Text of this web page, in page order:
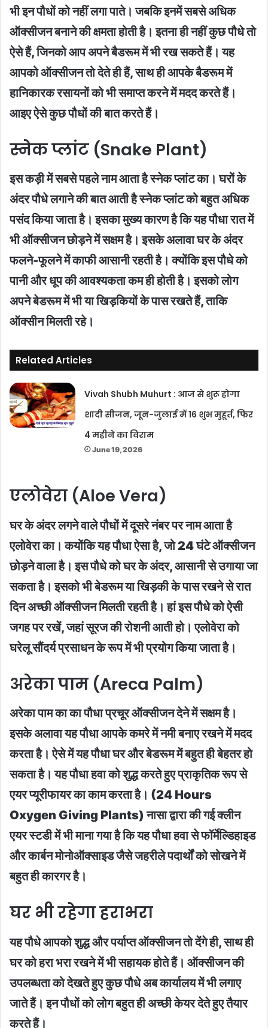
भी इन पौधों को नहीं लगा पाते। जबकि इनमें सबसे अधिक
ऑक्सीजन बनाने की क्षमता होती है। इतना ही नहीं कुछ पौधे तो
ऐसे हैं, जिनको आप अपने बैडरूम में भी रख सकते हैं। यह
आपको ऑक्सीजन तो देते ही हैं, साथ ही आपके बैडरूम में
हानिकारक रसायनों को भी समाप्त करने में मदद करते हैं।
आइए ऐसे कुछ पौधों की बात करते हैं।
स्नेक प्लांट (Snake Plant)
इस कड़ी में सबसे पहले नाम आता है स्नेक प्लांट का। घरों के
अंदर पौधे लगाने की बात आती है स्नेक प्लांट को बहुत अधिक
पसंद किया जाता है। इसका मुख्य कारण है कि यह पौधा रात में
भी ऑक्सीजन छोड़ने में सक्षम है। इसके अलावा घर के अंदर
फलने-फूलने में काफी आसानी रहती है। क्योंकि इस पौधे को
पानी और धूप की आवश्यकता कम ही होती है। इसको लोग
अपने बेडरूम में भी या खिड़कियों के पास रखते हैं, ताकि
ऑक्सीन मिलती रहे।
Related Articles
Vivah Shubh Muhurt : आज से शुरू होगा
शादी सीजन, जून-जुलाई में 16 शुभ मुहूर्त, फिर
4 महीने का विराम
June 19, 2026
एलोवेरा (Aloe Vera)
घर के अंदर लगने वाले पौधों में दूसरे नंबर पर नाम आता है
एलोवेरा का। कयोंकि यह पौधा ऐसा है, जो 24 घंटे ऑक्सीजन
छोड़ने वाला है। इस पौधे को घर के अंदर, आसानी से उगाया जा
सकता है। इसको भी बेडरूम या खिड़की के पास रखने से रात
दिन अच्छी ऑक्सीजन मिलती रहती है। हां इस पौधे को ऐसी
जगह पर रखें, जहां सूरज की रोशनी आती हो। एलोवेरा को
घरेलू सौंदर्य प्रसाधन के रूप में भी प्रयोग किया जाता है।
अरेका पाम (Areca Palm)
अरेका पाम का का पौधा प्रचूर ऑक्सीजन देने में सक्षम है।
इसके अलावा यह पौधा आपके कमरे में नमी बनाए रखने में मदद
करता है। ऐसे में यह पौधा घर और बेडरूम में बहुत ही बेहतर हो
सकता है। यह पौधा हवा को शुद्ध करते हुए प्राकृतिक रूप से
एयर प्यूरीफायर का काम करता है। (24 Hours
Oxygen Giving Plants) नासा द्वारा की गई क्लीन
एयर स्टडी में भी माना गया है कि यह पौधा हवा से फॉर्मेल्डिहाइड
और कार्बन मोनोऑक्साइड जैसे जहरीले पदार्थों को सोखने में
बहुत ही कारगर है।
घर भी रहेगा हराभरा
यह पौधे आपको शुद्ध और पर्याप्त ऑक्सीजन तो देंगे ही, साथ ही
घर को हरा भरा रखने में भी सहायक होते हैं। ऑक्सीजन की
उपलब्धता को देखते हुए कुछ पौधे अब कार्यालय में भी लगाए
जाते हैं। इन पौधों को लोग बहुत ही अच्छी केयर देते हुए तैयार
करते हैं।